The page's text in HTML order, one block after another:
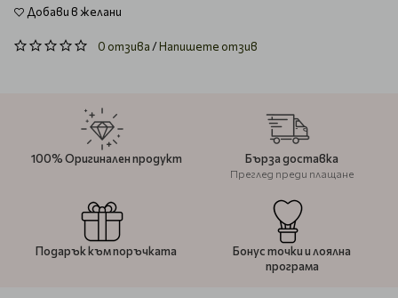
Добави в желани
0 отзива/Напишете отзив
100% Оригинален продукт Бърза доставка
Преглед преди плащане
Подарък към поръчката
Бонус точки и лоялна
програма